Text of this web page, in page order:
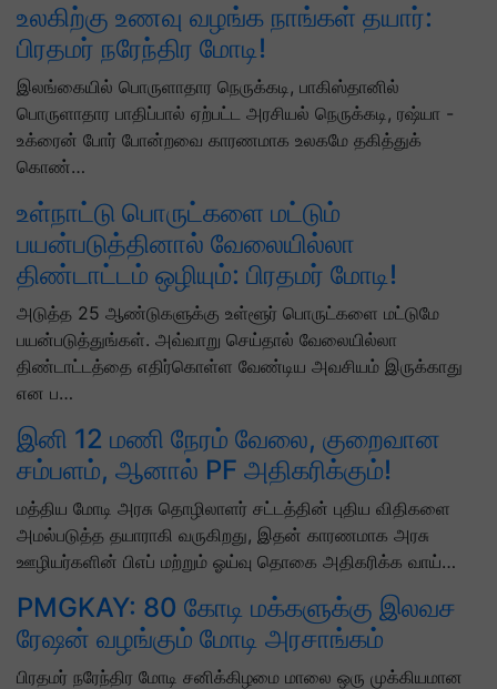
உலகிற்கு உணவு வழங்க நாங்கள் தயார்:
பிரதமர் நரேந்திர மோடி!
இலங்கையில் பொருளாதார நெருக்கடி, பாகிஸ்தானில்
பொருளாதார பாதிப்பால் ஏற்பட்ட அரசியல் நெருக்கடி, ரஷ்யா -
உக்ரைன் போர் போன்றவை காரணமாக உலகமே தகித்துக்
கொண்…
உள்நாட்டு பொருட்களை மட்டும்
பயன்படுத்தினால் வேலையில்லா
திண்டாட்டம் ஒழியும்: பிரதமர் மோடி!
அடுத்த 25 ஆண்டுகளுக்கு உள்ளூர் பொருட்களை மட்டுமே
பயன்படுத்துங்கள். அவ்வாறு செய்தால் வேலையில்லா
திண்டாட்டத்தை எதிர்கொள்ள வேண்டிய அவசியம் இருக்காது
என ப…
இனி 12 மணி நேரம் வேலை, குறைவான
சம்பளம், ஆனால் PF அதிகரிக்கும்!
மத்திய மோடி அரசு தொழிலாளர் சட்டத்தின் புதிய விதிகளை
அமல்படுத்த தயாராகி வருகிறது, இதன் காரணமாக அரசு
ஊழியர்களின் பிஎப் மற்றும் ஓய்வு தொகை அதிகரிக்க வாய்…
PMGKAY: 80 கோடி மக்களுக்கு இலவச
ரேஷன் வழங்கும் மோடி அரசாங்கம்
பிரதமர் நரேந்திர மோடி சனிக்கிழமை மாலை ஒரு முக்கியமான